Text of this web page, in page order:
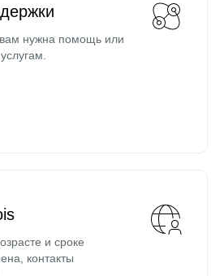
нужна помощь или
и сроке
контакты